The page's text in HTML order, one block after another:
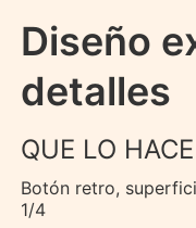
Diseño
detalles
QUE LO
Botón retro,
1/4